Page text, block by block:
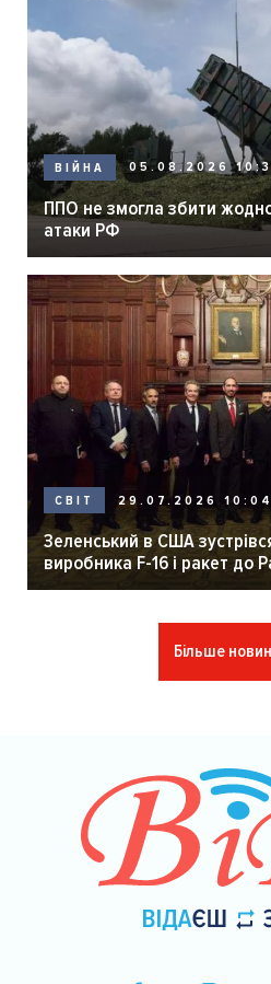
ВІЙНА 05.08.2026
ППО не змогла збити
атаки РФ
СВІТ 29.07.2026 10:04
Зеленський в США
виробника F-16 і ракет до
Більше новин